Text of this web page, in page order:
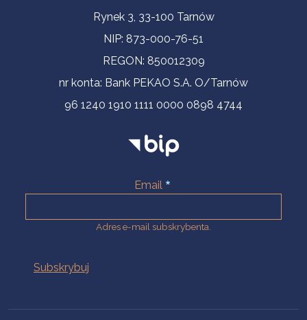
Informacje kontaktoweRynek 3, 33-100 Tarnów
NIP: 873-000-76-51
REGON: 850012309
nr konta: Bank PEKAO S.A. O/Tarnów
96 1240 1910 1111 0000 0898 4744
Email
Adres e-mail subskrybenta.